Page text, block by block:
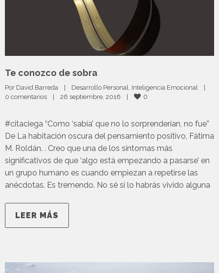
Te conozco de sobra
Por David Barreda Desarrollo Personal, Inteligencia Emocional
0 comentarios
26 septiembre, 2016 0
#citaciega “Como ‘sabía’ que no lo sorprenderían, no fue”
De La habitación oscura del pensamiento positivo, Fátima
M. Roldán. . Creo que una de los síntomas más
significativos de que ‘algo está empezando a pasarse’ en
un grupo humano es cuando empiezan a repetirse las
anécdotas. Es tremendo. No sé si lo habrás vivido alguna
LEER MÁS